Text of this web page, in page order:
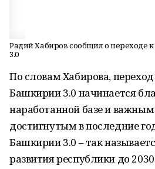
Радий Хабиров сообщил о переходе
3.0
По словам Хабирова,
Башкирии 3.0 начинается
наработанной базе и
достигнутым в последние
Башкирии 3.0 – так
развития республики до